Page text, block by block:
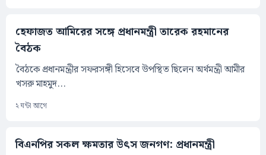
হেফাজত আমিরের সঙ্গে প্রধানমন্ত্রী তারেক রহমানের
বৈঠক
​বৈঠকে প্রধানমন্ত্রীর সফরসঙ্গী হিসেবে উপস্থিত ছিলেন অর্থমন্ত্রী আমীর
খসরু মাহমুদ...
২ ঘন্টা আগে
বিএনপির সকল ক্ষমতার উৎস জনগণ: প্রধানমন্ত্রী